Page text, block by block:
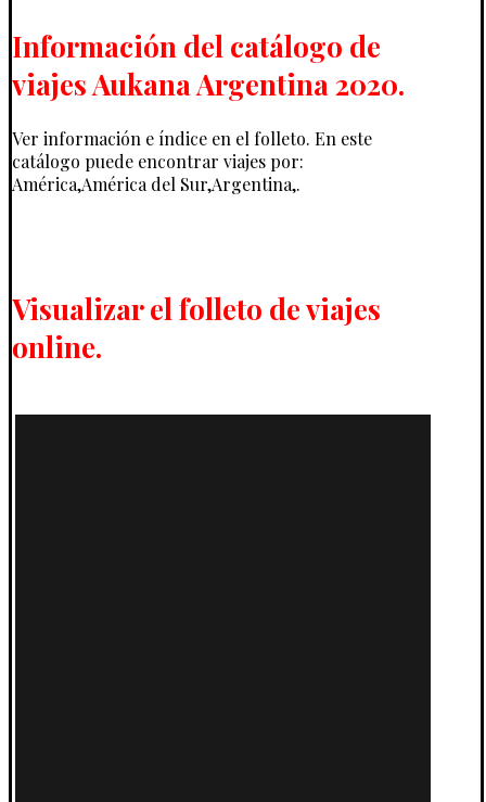
Información del catálogo de
viajes Aukana Argentina 2020.
Ver información e índice en el folleto. En este
catálogo puede encontrar viajes por:
América,América del Sur,Argentina,.
Visualizar el folleto de viajes
online.